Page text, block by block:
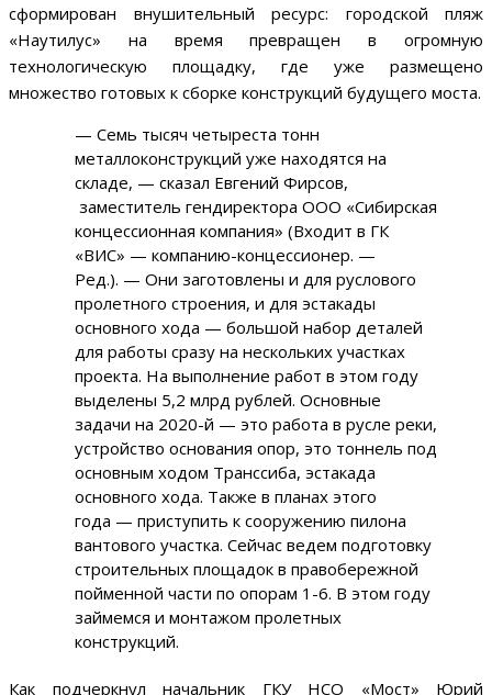
сформирован внушительный ресурс: городской пляж
«Наутилус» на время превращен в огромную
технологическую площадку, где уже размещено
множество готовых к сборке конструкций будущего моста.
— Семь тысяч четыреста тонн
металлоконструкций уже находятся на
складе, — сказал Евгений Фирсов,
заместитель гендиректора ООО «Сибирская
концессионная компания» (Входит в ГК
«ВИС» — компанию-концессионер. —
Ред.). — Они заготовлены и для руслового
пролетного строения, и для эстакады
основного хода — большой набор деталей
для работы сразу на нескольких участках
проекта. На выполнение работ в этом году
выделены 5,2 млрд рублей. Основные
задачи на 2020-й — это работа в русле реки,
устройство основания опор, это тоннель под
основным ходом Транссиба, эстакада
основного хода. Также в планах этого
года — приступить к сооружению пилона
вантового участка. Сейчас ведем подготовку
строительных площадок в правобережной
пойменной части по опорам 1-6. В этом году
займемся и монтажом пролетных
конструкций.
Как подчеркнул начальник ГКУ НСО «Мост» Юрий